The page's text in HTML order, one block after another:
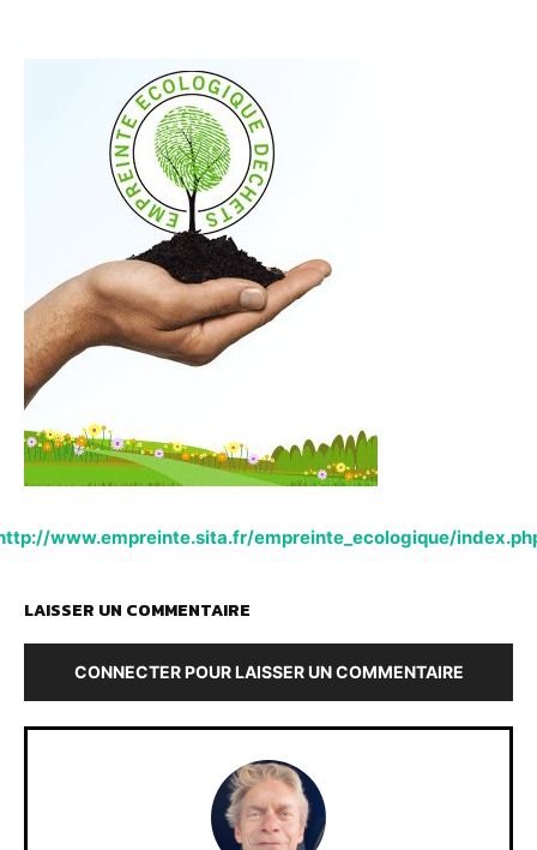
www.empreinte.sita.fr/empreinte_ecologique/
LAISSER UN COMMENTAIRE
CONNECTER POUR LAISSER UN COMMENTAIRE